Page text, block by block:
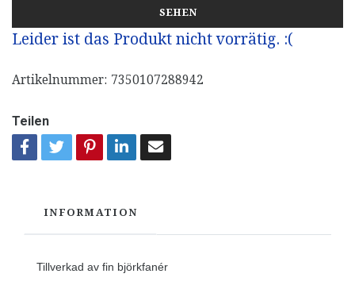
SEHEN
Leider ist das Produkt nicht vorrätig. :(
Artikelnummer: 7350107288942
Teilen
INFORMATION
Tillverkad av fin björkfanér